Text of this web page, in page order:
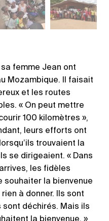
sa femme Jean ont
Mozambique. Il faisait
et les routes
« On peut mettre
100 kilomètres »,
leurs efforts ont
trouvaient la
se dirigeaient. « Dans
les fidèles
souhaiter la bienvenue
rien à donner. Ils sont
sont déchirés. Mais ils